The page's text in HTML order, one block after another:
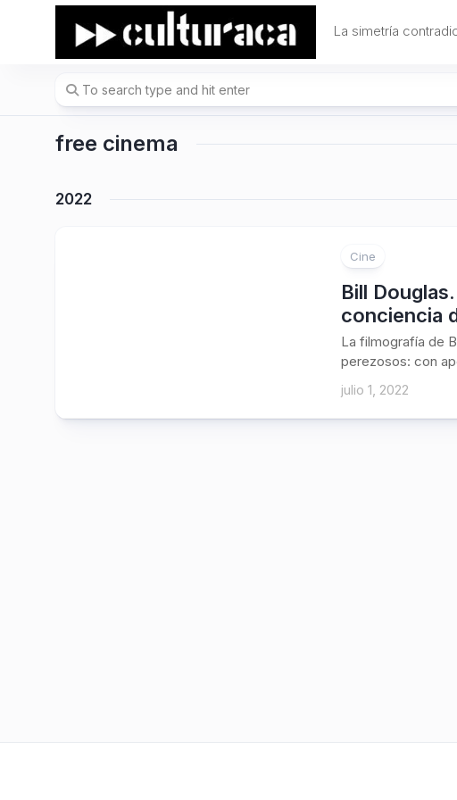
La simetría
free cinema
2022
Cine
Bill
conciencia
La filmografía de
perezosos: con
julio 1, 2022